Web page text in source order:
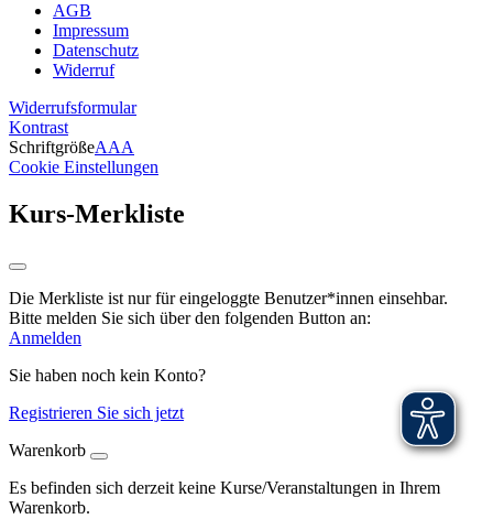
AGB
Impressum
Datenschutz
Widerruf
Widerrufsformular
Kontrast
SchriftgrößeAAA
Cookie Einstellungen
Kurs-Merkliste
Die Merkliste ist nur für eingeloggte Benutzer*innen einsehbar.
Bitte melden Sie sich über den folgenden Button an:
Anmelden
Sie haben noch kein Konto?
Registrieren Sie sich jetzt
Warenkorb
Es befinden sich derzeit keine Kurse/Veranstaltungen in Ihrem
Warenkorb.